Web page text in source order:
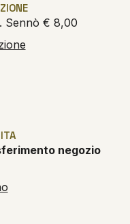
Sennò € 8,00
negozio